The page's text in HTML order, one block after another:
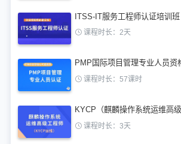
ITSS-IT服务工程师认证培训班
课程时长：2天
PMP国际项目管理专业人员资
课程时长：57课时
KYCP（麒麟操作系统运维高
课程时长：3天